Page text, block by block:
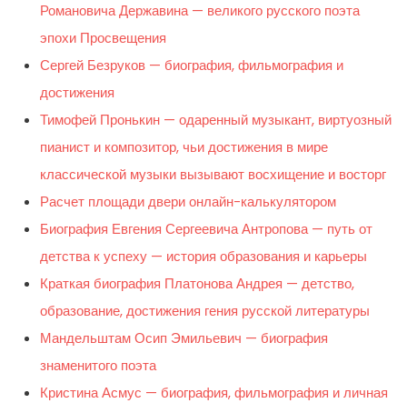
Романовича Державина — великого русского поэта
эпохи Просвещения
Сергей Безруков — биография, фильмография и
достижения
Тимофей Пронькин — одаренный музыкант, виртуозный
пианист и композитор, чьи достижения в мире
классической музыки вызывают восхищение и восторг
Расчет площади двери онлайн-калькулятором
Биография Евгения Сергеевича Антропова — путь от
детства к успеху — история образования и карьеры
Краткая биография Платонова Андрея — детство,
образование, достижения гения русской литературы
Мандельштам Осип Эмильевич — биография
знаменитого поэта
Кристина Асмус — биография, фильмография и личная